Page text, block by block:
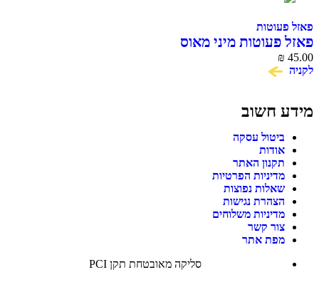
פאזל פעוטות
פאזל פעוטות מיני מאוס
₪ 45.00
לקניה
מידע חשוב
ביטול עסקה
אודות
תקנון האתר
מדיניות הפרטיות
שאלות נפוצות
הצהרת נגישות
מדיניות משלוחים
צור קשר
מפת אתר
סליקה מאובטחת תקן PCI